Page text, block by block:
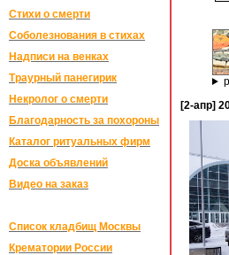
Стихи о смерти
Соболезнования в стихах
Надписи на венках
Траурный панегирик
Некролог о смерти
Благодарность за похороны
Каталог ритуальных фирм
Доска объявлений
Видео на заказ
Список кладбищ Москвы
Крематории России
[2-апр]